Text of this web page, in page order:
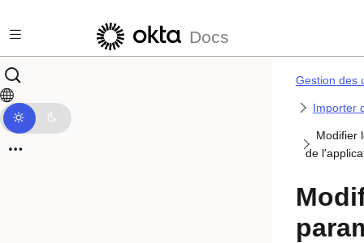
Docs
Gestion des
Importer
Modifier
de